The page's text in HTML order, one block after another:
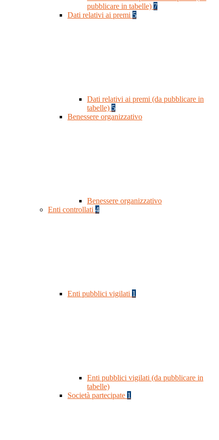
pubblicare in tabelle) 7
Dati relativi ai premi 5
Dati relativi ai premi (da pubblicare in
tabelle) 5
Benessere organizzativo
Benessere organizzativo
Enti controllati 4
Enti pubblici vigilati 1
Enti pubblici vigilati (da pubblicare in
tabelle)
Società partecipate 1